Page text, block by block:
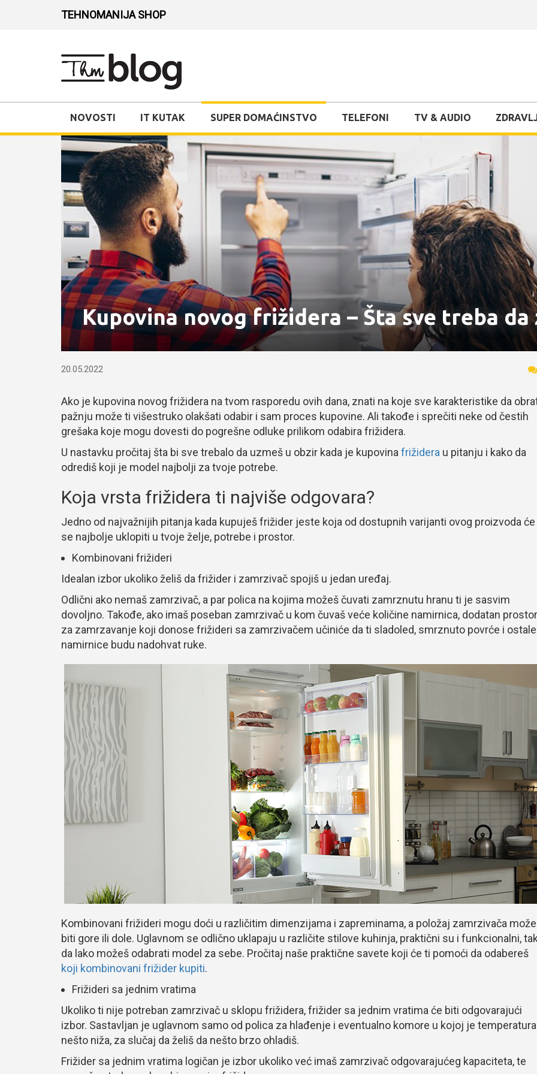
TEHNOMANIJA SHOP
NOVOSTI IT KUTAK SUPER DOMAĆINSTVO TELEFONI TV & AUDIO
Kupovina novog frižidera – Šta sve treba da
20.05.2022
Ako je kupovina novog frižidera na tvom rasporedu ovih dana, znati na koje sve karakteristike da
pažnju može ti višestruko olakšati odabir i sam proces kupovine. Ali takođe i sprečiti neke od čestih
grešaka koje mogu dovesti do pogrešne odluke prilikom odabira frižidera.
U nastavku pročitaj šta bi sve trebalo da uzmeš u obzir kada je kupovinafrižidera u pitanju i kako da
odrediš koji je model najbolji za tvoje potrebe.
Koja vrsta frižidera ti najviše odgovara?
Jedno od najvažnijih pitanja kada kupuješ frižider jeste koja od dostupnih varijanti ovog proizvoda će
se najbolje uklopiti u tvoje želje, potrebe i prostor.
Kombinovani frižideri
Idealan izbor ukoliko želiš da frižider i zamrzivač spojiš u jedan uređaj.
Odlični ako nemaš zamrzivač, a par polica na kojima možeš čuvati zamrznutu hranu ti je sasvim
dovoljno. Takođe, ako imaš poseban zamrzivač u kom čuvaš veće količine namirnica, dodatan prostor
za zamrzavanje koji donose frižideri sa zamrzivačem učiniće da ti sladoled, smrznuto povrće i ostale
namirnice budu nadohvat ruke.
Kombinovani frižideri mogu doći u različitim dimenzijama i zapreminama, a položaj zamrzivača može
biti gore ili dole. Uglavnom se odlično uklapaju u različite stilove kuhinja, praktični su i funkcionalni,
da lako možeš odabrati model za sebe. Pročitaj naše praktične savete koji će ti pomoći da odabereš
koji kombinovani frižider kupiti.
Frižideri sa jednim vratima
Ukoliko ti nije potreban zamrzivač u sklopu frižidera, frižider sa jednim vratima će biti odgovarajući
izbor. Sastavljan je uglavnom samo od polica za hlađenje i eventualno komore u kojoj je temperatura
nešto niža, za slučaj da želiš da nešto brzo ohladiš.
Frižider sa jednim vratima logičan je izbor ukoliko već imaš zamrzivač odgovarajućeg kapaciteta, te